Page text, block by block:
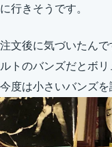
に行きそうです。
注文後に気づいたん
ルトのバンズだとボ
今度は小さいバンズを